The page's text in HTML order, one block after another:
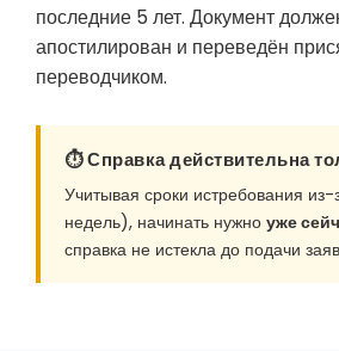
последние 5 лет. Документ
апостилирован и переведён
переводчиком.
⏱️ Справка действительна
Учитывая сроки истребования
недель), начинать нужно уже
справка не истекла до подачи